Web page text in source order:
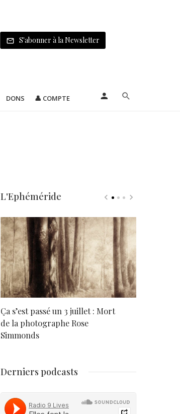
S'abonner à la Newsletter
DONS 👤 COMPTE
L'Ephéméride
Ça s’est passé un 3 juillet : Mort
de la photographe Rose
Simmonds
Derniers podcasts